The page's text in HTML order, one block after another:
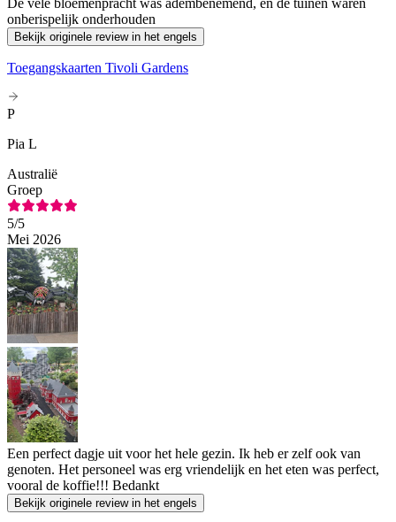
De vele bloemenpracht was adembenemend, en de tuinen waren
onberispelijk onderhouden
Bekijk originele review in het engels
Toegangskaarten Tivoli Gardens
P
Pia L
Australië
Groep
5/5
Mei 2026
Een perfect dagje uit voor het hele gezin. Ik heb er zelf ook van
genoten. Het personeel was erg vriendelijk en het eten was perfect,
vooral de koffie!!! Bedankt
Bekijk originele review in het engels